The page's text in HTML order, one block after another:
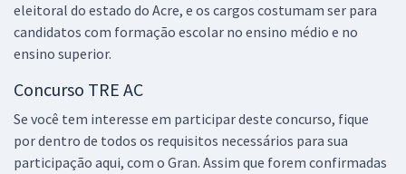
eleitoral do estado do Acre, e os cargos costumam ser para
candidatos com formação escolar no ensino médio e no
ensino superior.
Concurso TRE AC
Se você tem interesse em participar deste concurso, fique
por dentro de todos os requisitos necessários para sua
participação aqui, com o Gran. Assim que forem confirmadas